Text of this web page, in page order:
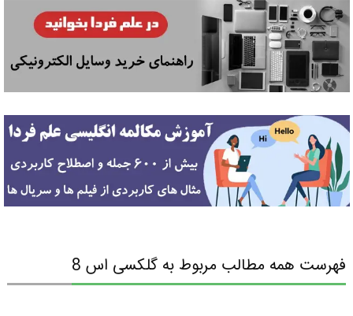
فهرست همه مطالب مربوط به گلکسی اس 8